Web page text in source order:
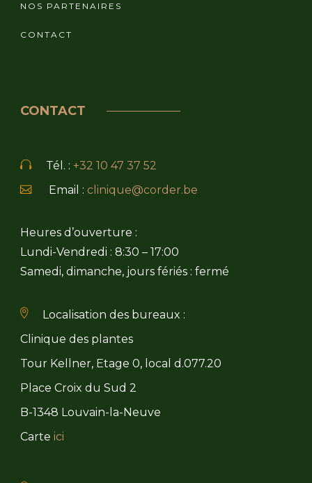
NOS PARTENAIRES
CONTACT
CONTACT
Tél. : +32 10 47 37 52
Email : clinique@corder.be
Heures d’ouverture :
Lundi-Vendredi : 8:30 – 17:00
Samedi, dimanche, jours fériés : fermé
Localisation des bureaux :
Clinique des plantes
Tour Kellner, Etage 0, local d.077.20
Place Croix du Sud 2
B-1348 Louvain-la-Neuve
Carte ici